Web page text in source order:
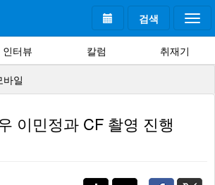
검색
인터뷰 칼럼 취재기
바일
이민정과 CF 촬영 진행